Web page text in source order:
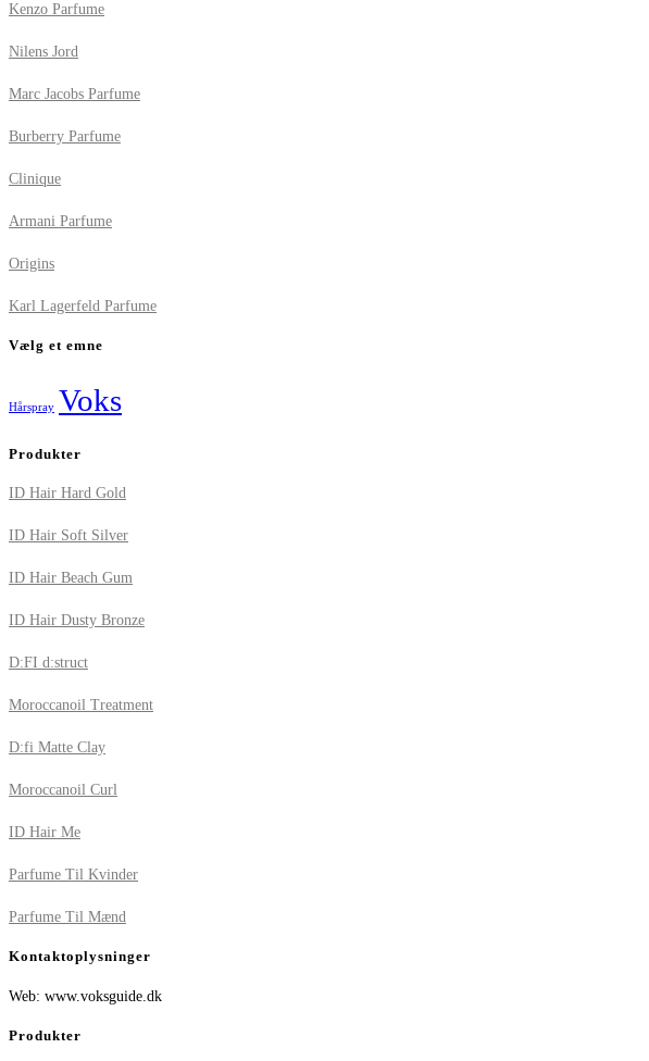
Kenzo Parfume
Nilens Jord
Marc Jacobs Parfume
Burberry Parfume
Clinique
Armani Parfume
Origins
Karl Lagerfeld Parfume
Vælg et emne
Hårspray Voks
Produkter
ID Hair Hard Gold
ID Hair Soft Silver
ID Hair Beach Gum
ID Hair Dusty Bronze
D:FI d:struct
Moroccanoil Treatment
D:fi Matte Clay
Moroccanoil Curl
ID Hair Me
Parfume Til Kvinder
Parfume Til Mænd
Kontaktoplysninger
Web: www.voksguide.dk
Produkter